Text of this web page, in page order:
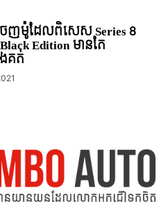
េញម៉ូដែលពិសេស Series 8
Edition មានតែ
គត់